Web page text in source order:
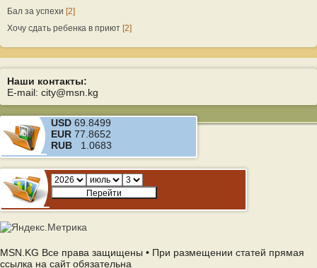
Бал за успехи [2]
Хочу сдать ребенка в приют [2]
Наши контакты:
E-mail: city@msn.kg
USD 69.8499
EUR 77.8652
RUB 1.0683
MSN.KG Все права защищены • При размещении статей прямая
ссылка на сайт обязательна